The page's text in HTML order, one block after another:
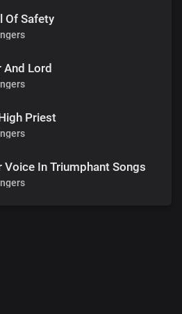
Of Safety
And Lord
Priest
Voice In Triumphant Songs